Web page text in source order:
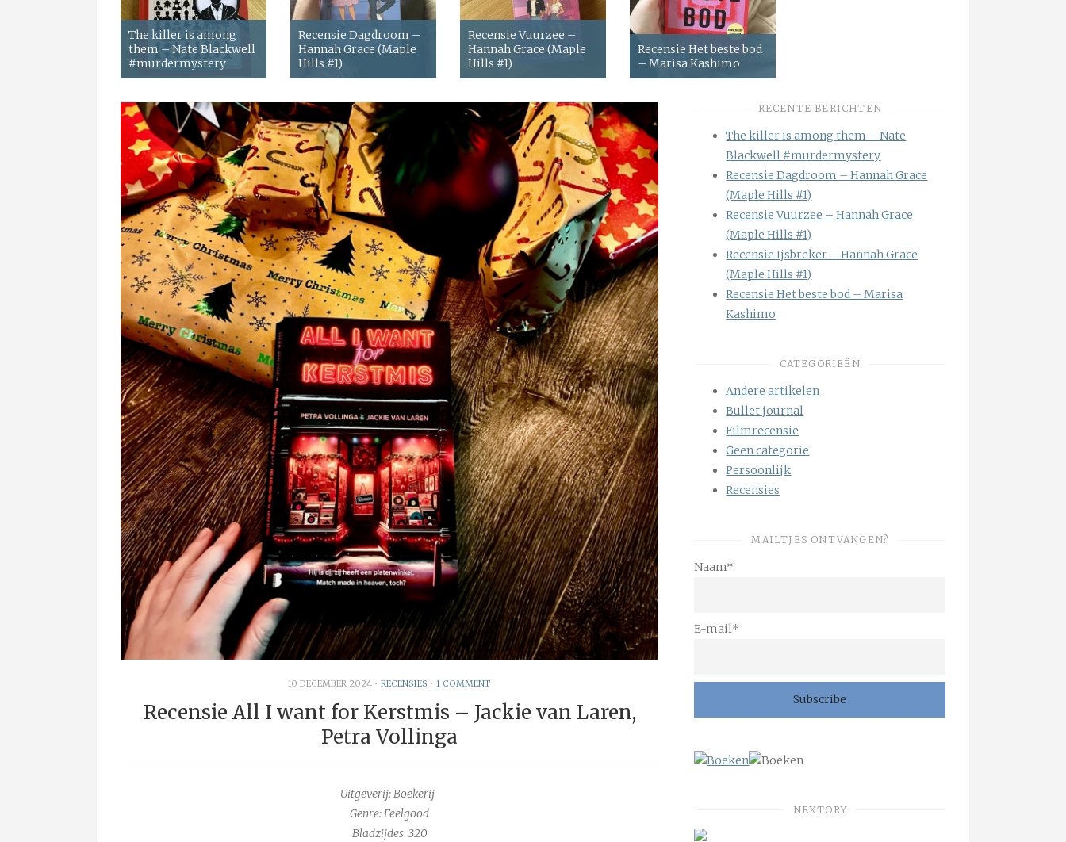
The killer is among
them – Nate Blackwell
#murdermystery
Recensie Dagdroom –
Hannah Grace (Maple
Hills #1)
Recensie Vuurzee –
Hannah Grace (Maple
Hills #1)
Recensie Het beste bod
– Marisa Kashimo
10 DECEMBER 2024 •RECENSIES •1 COMMENT
Recensie All I want for Kerstmis – Jackie van Laren,
Petra Vollinga
Uitgeverij: Boekerij
Genre: Feelgood
Bladzijdes: 320
RECENTE BERICHTEN
The killer is among them – Nate
Blackwell #murdermystery
Recensie Dagdroom – Hannah Grace
(Maple Hills #1)
Recensie Vuurzee – Hannah Grace
(Maple Hills #1)
Recensie Ijsbreker – Hannah Grace
(Maple Hills #1)
Recensie Het beste bod – Marisa
Kashimo
CATEGORIEËN
Andere artikelen
Bullet journal
Filmrecensie
Geen categorie
Persoonlijk
Recensies
MAILTJES ONTVANGEN?
Naam*
E-mail*
NEXTORY